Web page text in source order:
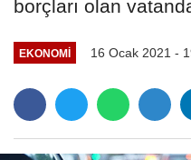
borçları olan
EKONOMI 16 Ocak 2021 -